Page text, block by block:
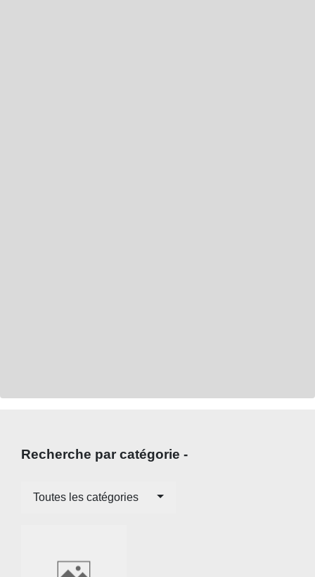
Recherche par catégorie -
Toutes les catégories